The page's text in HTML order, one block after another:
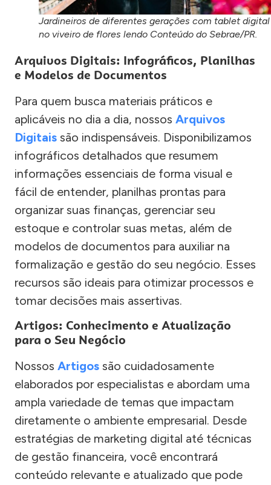
Jardineiros de diferentes gerações com tablet digital
no viveiro de flores lendo Conteúdo do Sebrae/PR.
Arquivos Digitais: Infográficos, Planilhas
e Modelos de Documentos
Para quem busca materiais práticos e
aplicáveis no dia a dia, nossos Arquivos
Digitais são indispensáveis. Disponibilizamos
infográficos detalhados que resumem
informações essenciais de forma visual e
fácil de entender, planilhas prontas para
organizar suas finanças, gerenciar seu
estoque e controlar suas metas, além de
modelos de documentos para auxiliar na
formalização e gestão do seu negócio. Esses
recursos são ideais para otimizar processos e
tomar decisões mais assertivas.
Artigos: Conhecimento e Atualização
para o Seu Negócio
Nossos Artigos são cuidadosamente
elaborados por especialistas e abordam uma
ampla variedade de temas que impactam
diretamente o ambiente empresarial. Desde
estratégias de marketing digital até técnicas
de gestão financeira, você encontrará
conteúdo relevante e atualizado que pode